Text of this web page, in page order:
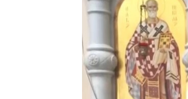
ЫҢГАЙСЫЗ СУРООЛОР